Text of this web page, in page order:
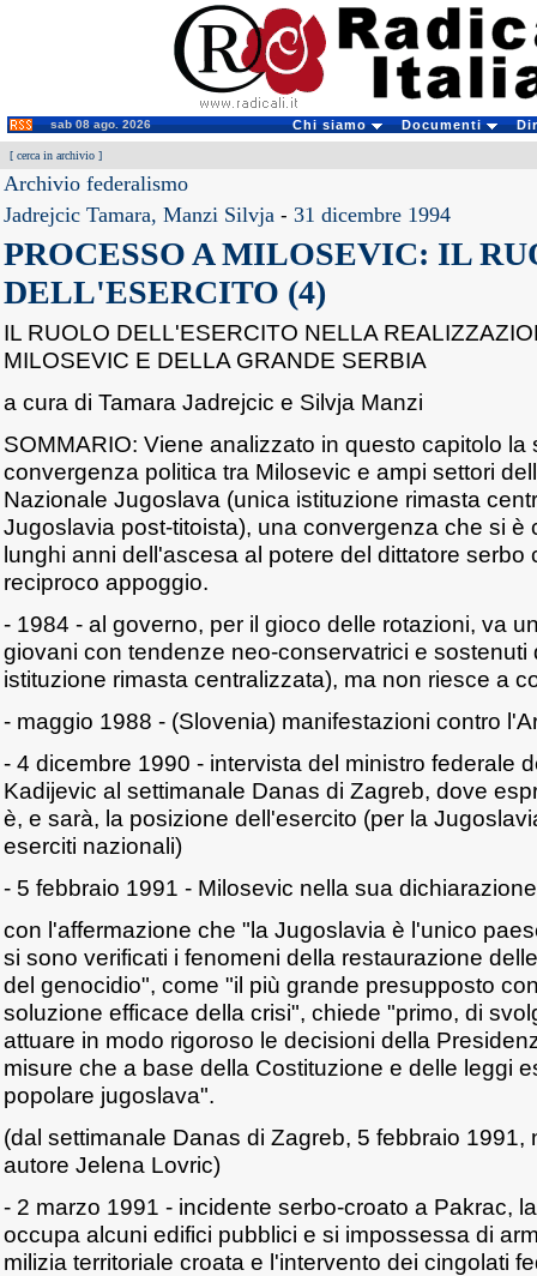
sab 08 ago. 2026 Chi siamo Documenti
[ cerca in archivio ]
Archivio federalismo
Jadrejcic Tamara, Manzi Silvja - 31 dicembre 1994
PROCESSO A MILOSEVIC: IL
DELL'ESERCITO (4)
IL RUOLO DELL'ESERCITO NELLA
MILOSEVIC E DELLA GRANDE SERBIA
a cura di Tamara Jadrejcic e Silvja Manzi
SOMMARIO: Viene analizzato in questo capitolo la
convergenza politica tra Milosevic e ampi settori
Nazionale Jugoslava (unica istituzione rimasta
Jugoslavia post-titoista), una convergenza che si è
lunghi anni dell'ascesa al potere del dittatore serbo
reciproco appoggio.
- 1984 - al governo, per il gioco delle rotazioni, va
giovani con tendenze neo-conservatrici e sostenuti
istituzione rimasta centralizzata), ma non riesce a
- maggio 1988 - (Slovenia) manifestazioni contro
- 4 dicembre 1990 - intervista del ministro federale
Kadijevic al settimanale Danas di Zagreb, dove
è, e sarà, la posizione dell'esercito (per la
eserciti nazionali)
- 5 febbraio 1991 - Milosevic nella sua
con l'affermazione che "la Jugoslavia è l'unico
si sono verificati i fenomeni della restaurazione
del genocidio", come "il più grande presupposto
soluzione efficace della crisi", chiede "primo, di
attuare in modo rigoroso le decisioni della
misure che a base della Costituzione e delle leggi
popolare jugoslava".
(dal settimanale Danas di Zagreb, 5 febbraio 1991,
autore Jelena Lovric)
- 2 marzo 1991 - incidente serbo-croato a Pakrac,
occupa alcuni edifici pubblici e si impossessa di
milizia territoriale croata e l'intervento dei cingolati